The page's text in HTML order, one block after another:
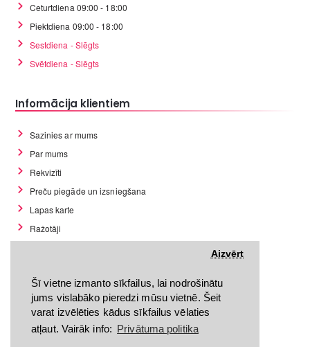
Šī vietne izmanto sīkfailus, lai nodrošinātu
jums vislabāko pieredzi mūsu vietnē. Šeit
varat izvēlēties kādus sīkfailus vēlaties
atļaut. Vairāk info: Privātuma politika
Aizvērt
Ceturtdiena 09:00 - 18:00
Piektdiena 09:00 - 18:00
Sestdiena - Slēgts
Svētdiena - Slēgts
Informācija klientiem
Sazinies ar mums
Par mums
Rekvizīti
Preču piegāde un izsniegšana
Lapas karte
Ražotāji
Privātuma politika
Pirkšanas noteikumi